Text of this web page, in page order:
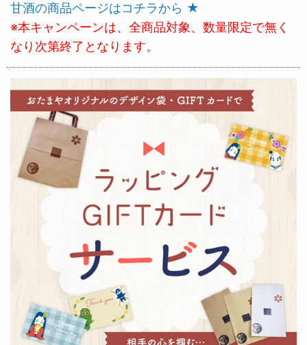
甘酒の商品ページはコチラから ★
※本キャンペーンは、全商品対象、数量限定で無く
なり次第終了となります。